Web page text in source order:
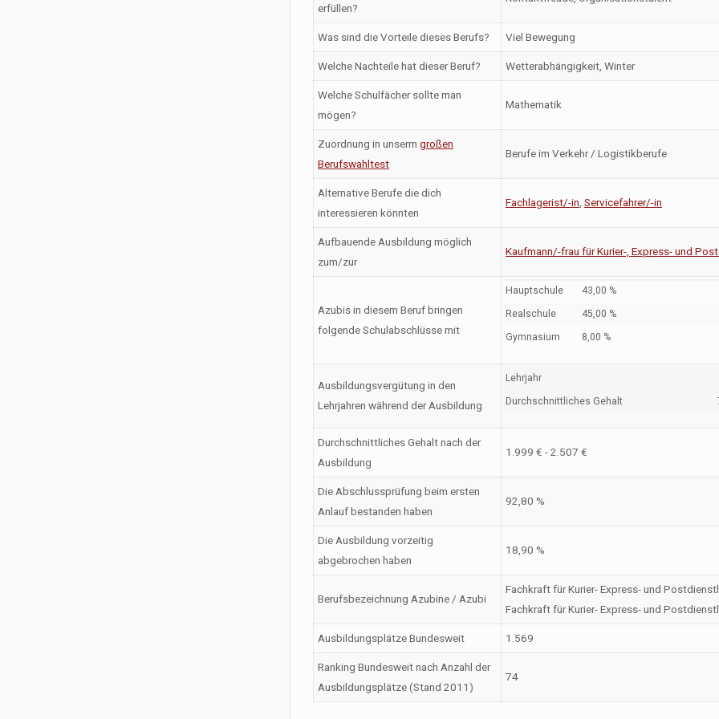
erfüllen?
Was sind die Vorteile dieses Berufs? Viel Bewegung
Welche Nachteile hat dieser Beruf? Wetterabhängigkeit, Winter
Welche Schulfächer sollte man
mögen?
Mathematik
Zuordnung in unserm großen
Berufswahltest
Berufe im Verkehr / Logistikberufe
Alternative Berufe die dich
interessieren könnten
Fachlagerist/-in Servicefahrer/-in
Aufbauende Ausbildung möglich
zum/zur
Kaufmann/-frau für Kurier-, Express- und
Azubis in diesem Beruf bringen
folgende Schulabschlüsse mit
Hauptschule 43,00 %
Realschule 45,00 %
Gymnasium 8,00 %
Ausbildungsvergütung in den
Lehrjahren während der Ausbildung
Lehrjahr
Durchschnittliches Gehalt
Durchschnittliches Gehalt nach der
Ausbildung
1.999 € - 2.507 €
Die Abschlussprüfung beim ersten
Anlauf bestanden haben
92,80 %
Die Ausbildung vorzeitig
abgebrochen haben
18,90 %
Berufsbezeichnung Azubine / Azubi
Fachkraft für Kurier- Express- und
Fachkraft für Kurier- Express- und
Ausbildungsplätze Bundesweit 1.569
Ranking Bundesweit nach Anzahl der
Ausbildungsplätze (Stand 2011)
74